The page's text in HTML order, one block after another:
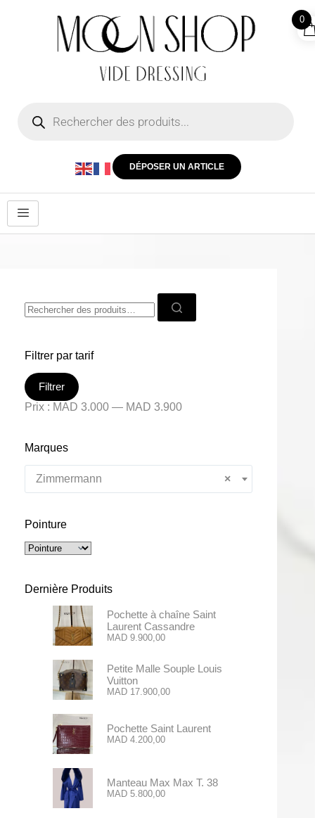
DÉPOSER UN ARTICLE
Filtrer par tarif
Filtrer
Prix : MAD 3.000 — MAD 3.900
Marques
×
Zimmermann
Pointure
Dernière Produits
Pochette à chaîne Saint
Laurent Cassandre
MAD9.900,00
Petite Malle Souple Louis
Vuitton
MAD17.900,00
Pochette Saint Laurent
MAD4.200,00
Manteau Max Max T. 38
MAD5.800,00
0